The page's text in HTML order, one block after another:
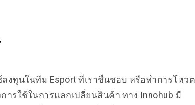
งทุนในทีม Esport ที่เราชื่นชอบ หรือทําการโหวต
ารใช้ในการแลกเปลี่ยนสินค้า ทาง Innohub มี